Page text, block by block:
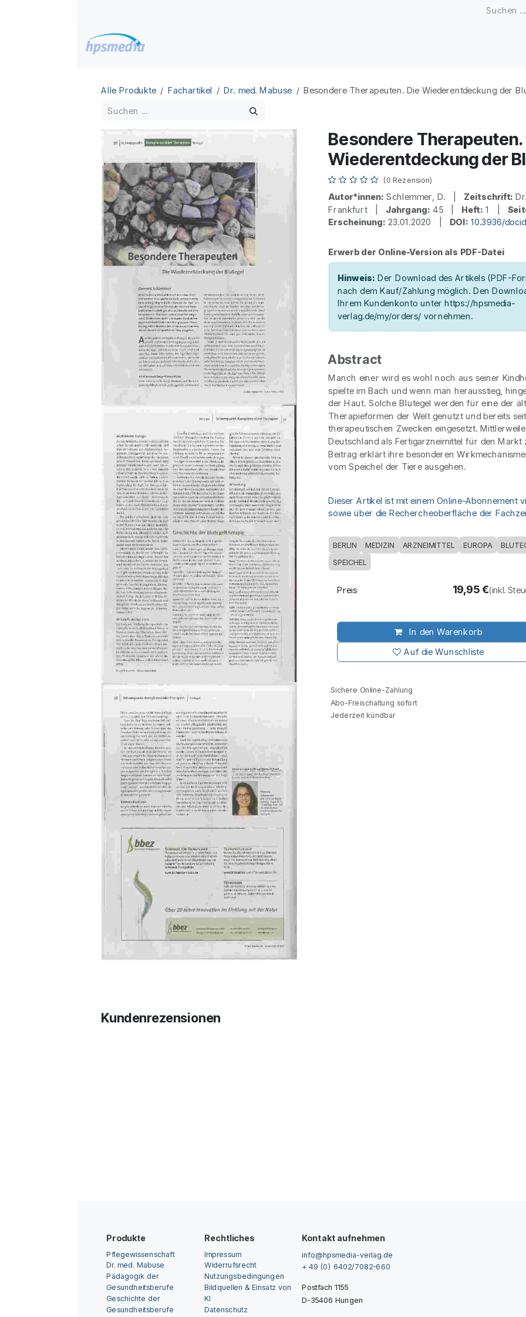
Alle Produkte Fachartikel Dr. med. Mabuse Besondere Therapeuten. Die Wiederentdeckung der
Besondere Therapeuten.
Wiederentdeckung der
(0 Rezension)
Autor*innen: Schlemmer, D. | Zeitschrift:
Frankfurt | Jahrgang: 45 | Heft: 1 |
Erscheinung: 23.01.2020 | DOI: 10.3936/
Erwerb der Online-Version als PDF-Datei
Hinweis: Der Download des Artikels (PDF-
nach dem Kauf/Zahlung möglich. Den
Ihrem Kundenkonto unter https://hpsmedia-
verlag.de/my/orders/ vornehmen.
Abstract
Manch einer wird es wohl noch aus seiner
spielte im Bach und wenn man herausstieg,
der Haut. Solche Blutegel werden für eine der
Therapieformen der Welt genutzt und bereits
therapeutischen Zwecken eingesetzt. Mittlerweile
Deutschland als Fertigarzneimittel für den Markt
Beitrag erklärt ihre besonderen
vom Speichel der Tiere ausgehen.
Dieser Artikel ist mit einem Online-Abonnement
sowie über die Rechercheoberfläche der
BERLIN MEDIZIN ARZNEIMITTEL EUROPA
SPEICHEL
In den Warenkorb
Auf die Wunschliste
Preis 19,95€(inkl.
Sichere Online-Zahlung
Abo-Freischaltung sofort
Jederzeit kündbar
Kundenrezensionen
Produkte
Pflegewissenschaft
Dr. med. Mabuse
Pädagogik der
Gesundheitsberufe
Geschichte der
Gesundheitsberufe
Rechtliches
Impressum
Widerrufsrecht
Nutzungsbedingungen
Bildquellen & Einsatz von
KI
Datenschutz
Kontakt aufnehmen
info@hpsmedia-verlag.de
+ 49 (0) 6402/7082-660
Postfach 1155
D-35406 Hungen